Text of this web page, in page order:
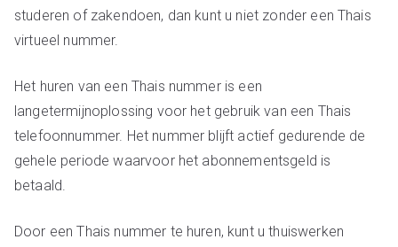
studeren of zakendoen, dan kunt u niet zonder een Thais
virtueel nummer.
Het huren van een Thais nummer is een
langetermijnoplossing voor het gebruik van een Thais
telefoonnummer. Het nummer blijft actief gedurende de
gehele periode waarvoor het abonnementsgeld is
betaald.
Door een Thais nummer te huren, kunt u thuiswerken